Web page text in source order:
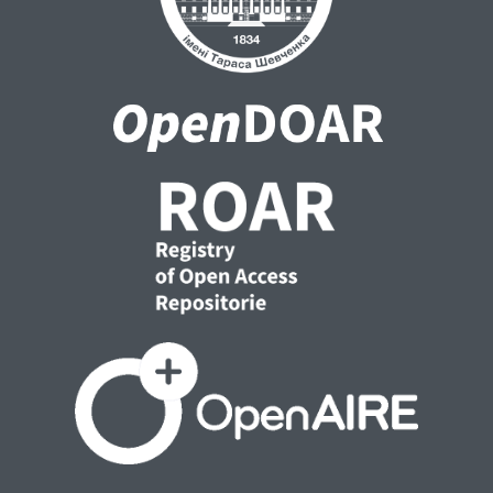
становлення інституту послуг загального
економічного інтересу (ПЗЕІ) в українській
правовій традиції під впливом
Однією з таких дій є гармонізація
законодавства України з законодавством
ПЗЕІ в контексті чергової «правової
новизни» для України як державної
допомоги в рамках законодавства про
конкуренцію змінила існуючі підходи до
розподілу вже відомих субсидій та
державну владу дотримуватися чітких
правил, недотримання яких загрожує
реальними санкціями.
У ході дослідження з’ясувалося, що
інститут ПЗЕІ вже знайшов своє